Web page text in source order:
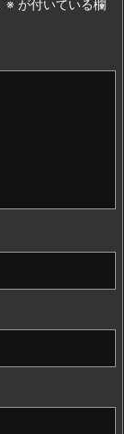
※ が付いている欄